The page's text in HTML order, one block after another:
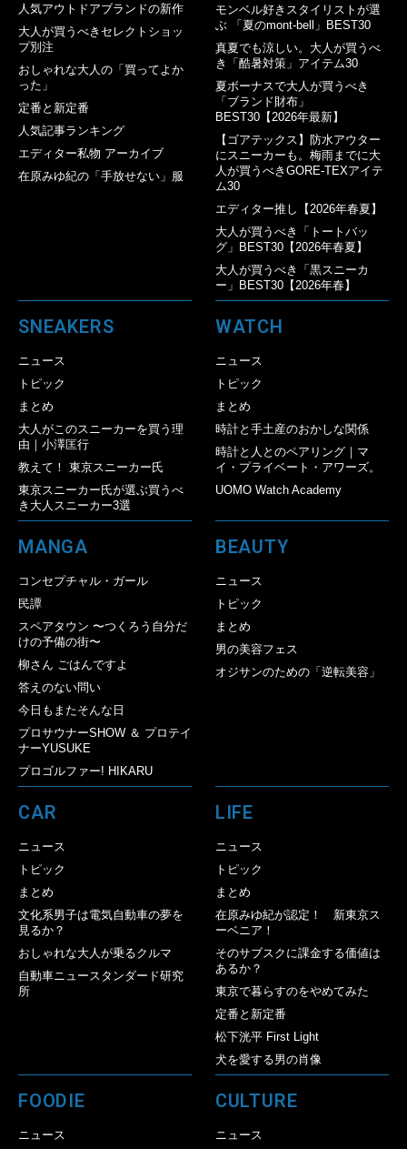
人気アウトドアブランドの新作
大人が買うべきセレクトショッ
プ別注
おしゃれな大人の「買ってよか
った」
定番と新定番
人気記事ランキング
エディター私物 アーカイブ
在原みゆ紀の「手放せない」服
モンベル好きスタイリストが選
ぶ 「夏のmont-bell」BEST30
真夏でも涼しい。大人が買うべ
き「酷暑対策」アイテム30
夏ボーナスで大人が買うべき
「ブランド財布」
BEST30【2026年最新】
【ゴアテックス】防水アウター
にスニーカーも。梅雨までに大
人が買うべきGORE-TEXアイテ
ム30
エディター推し【2026年春夏】
大人が買うべき「トートバッ
グ」BEST30【2026年春夏】
大人が買うべき「黒スニーカ
ー」BEST30【2026年春】
SNEAKERS
ニュース
トピック
まとめ
大人がこのスニーカーを買う理
由｜小澤匡行
教えて！ 東京スニーカー氏
東京スニーカー氏が選ぶ買うべ
き大人スニーカー3選
WATCH
ニュース
トピック
まとめ
時計と手土産のおかしな関係
時計と人とのペアリング｜マ
イ・プライベート・アワーズ。
UOMO Watch Academy
MANGA
コンセプチャル・ガール
民譚
スペアタウン 〜つくろう自分だ
けの予備の街〜
柳さん ごはんですよ
答えのない問い
今日もまたそんな日
プロサウナーSHOW ＆ プロテイ
ナーYUSUKE
プロゴルファー! HIKARU
BEAUTY
ニュース
トピック
まとめ
男の美容フェス
オジサンのための「逆転美容」
CAR
ニュース
トピック
まとめ
文化系男子は電気自動車の夢を
見るか？
おしゃれな大人が乗るクルマ
自動車ニュースタンダード研究
所
LIFE
ニュース
トピック
まとめ
在原みゆ紀が認定！ 新東京ス
ーベニア！
そのサブスクに課金する価値は
あるか？
東京で暮らすのをやめてみた
定番と新定番
松下洸平 First Light
犬を愛する男の肖像
FOODIE
ニュース
CULTURE
ニュース